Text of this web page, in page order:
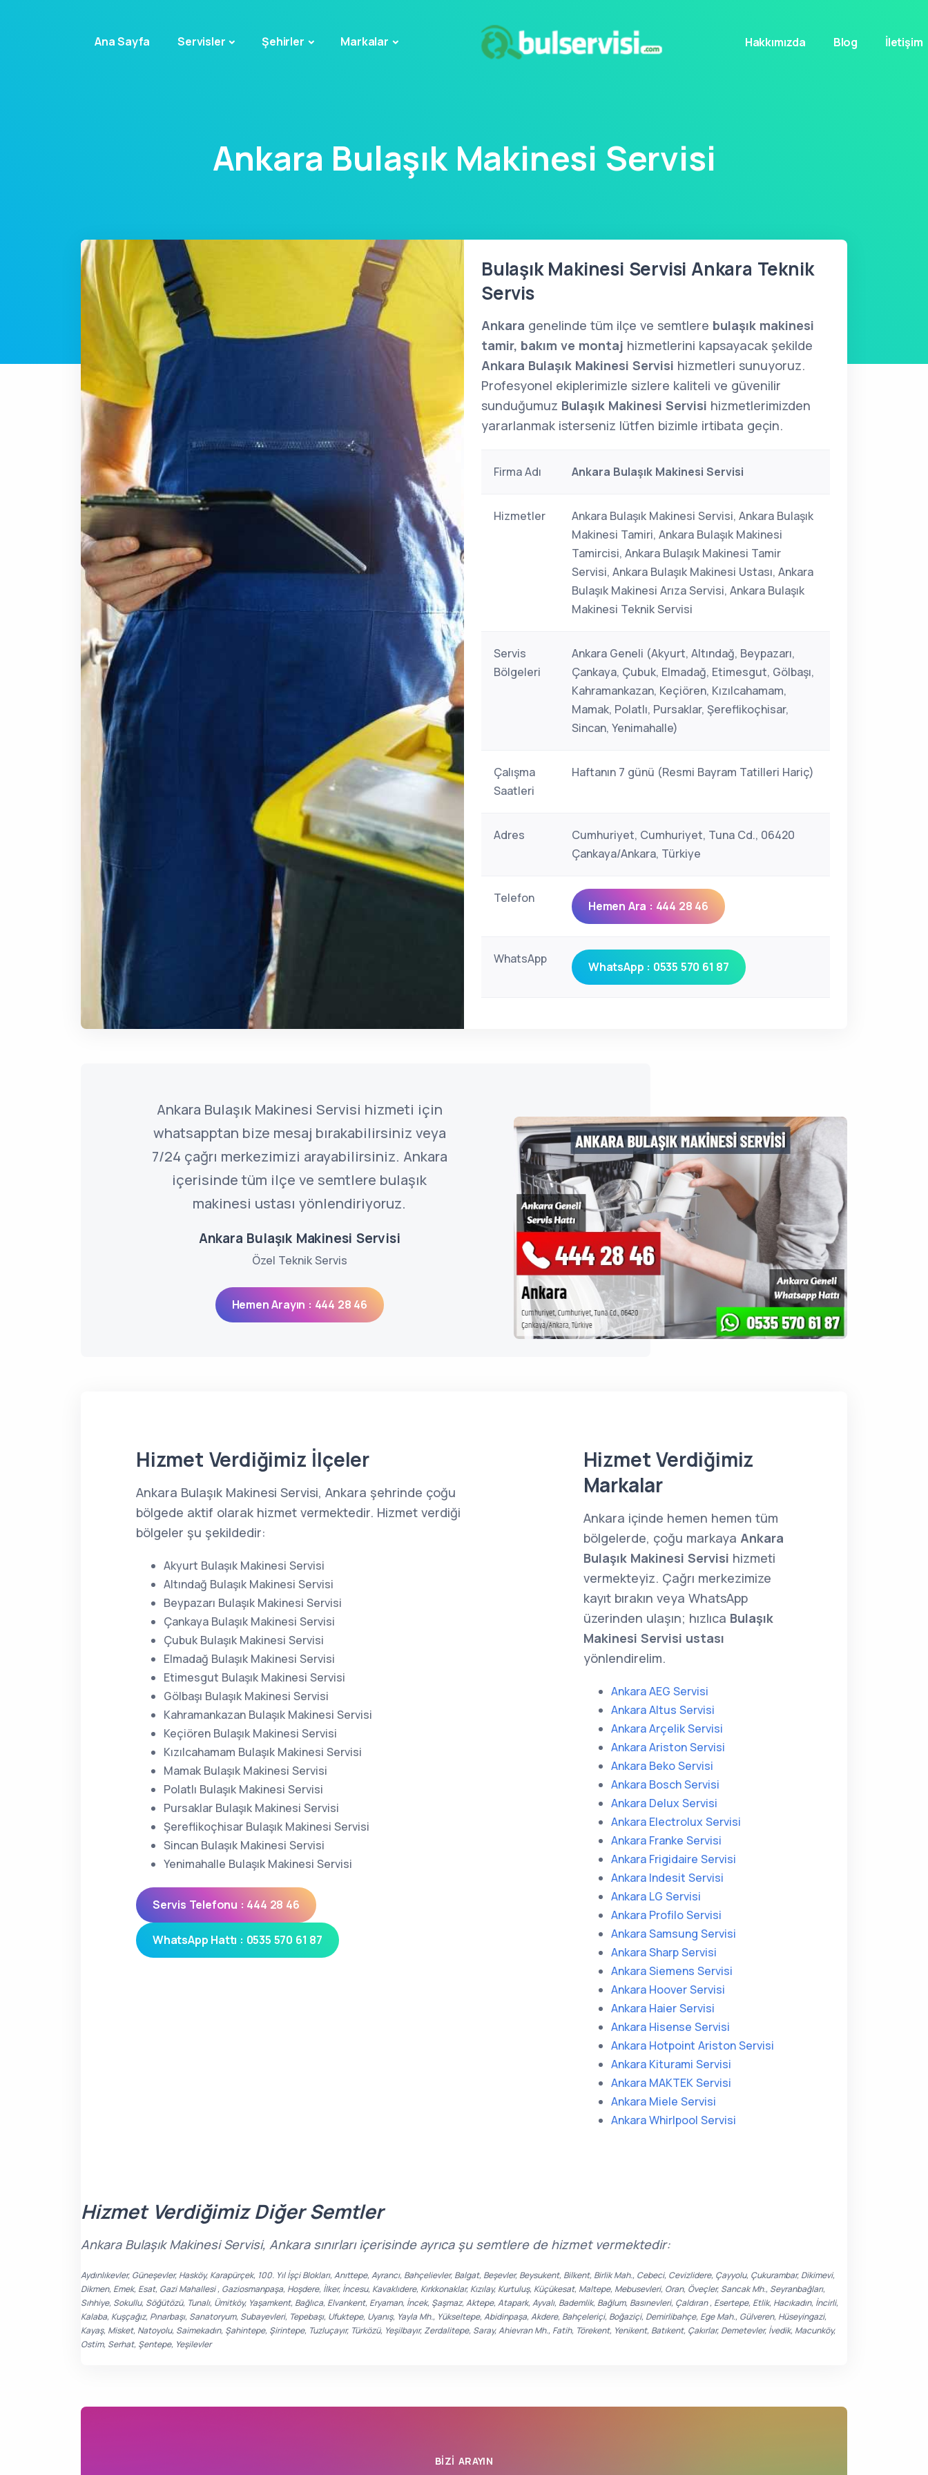
Ana Sayfa Servisler Şehirler Markalar Hakkımızda Blog İletişim
Ankara Bulaşık Makinesi Servisi
Bulaşık Makinesi Servisi Ankara Teknik
Servis
Ankara genelinde tüm ilçe ve semtlere bulaşık makinesi
tamir, bakım ve montaj hizmetlerini kapsayacak şekilde
Ankara Bulaşık Makinesi Servisi hizmetleri sunuyoruz.
Profesyonel ekiplerimizle sizlere kaliteli ve güvenilir
sunduğumuz Bulaşık Makinesi Servisi hizmetlerimizden
yararlanmak isterseniz lütfen bizimle irtibata geçin.
Firma Adı Ankara Bulaşık Makinesi Servisi
Hizmetler
Ankara Bulaşık Makinesi Servisi, Ankara Bulaşık
Makinesi Tamiri, Ankara Bulaşık Makinesi
Tamircisi, Ankara Bulaşık Makinesi Tamir
Servisi, Ankara Bulaşık Makinesi Ustası, Ankara
Bulaşık Makinesi Arıza Servisi, Ankara Bulaşık
Makinesi Teknik Servisi
Servis
Bölgeleri
Ankara Geneli (Akyurt, Altındağ, Beypazarı,
Çankaya, Çubuk, Elmadağ, Etimesgut, Gölbaşı,
Kahramankazan, Keçiören, Kızılcahamam,
Mamak, Polatlı, Pursaklar, Şereflikoçhisar,
Sincan, Yenimahalle)
Çalışma
Saatleri
Haftanın 7 günü (Resmi Bayram Tatilleri Hariç)
Adres
Cumhuriyet, Cumhuriyet, Tuna Cd., 06420
Çankaya/Ankara, Türkiye
Telefon
Hemen Ara : 444 28 46
WhatsApp
WhatsApp : 0535 570 61 87
Ankara Bulaşık Makinesi Servisi hizmeti için
whatsapptan bize mesaj bırakabilirsiniz veya
7/24 çağrı merkezimizi arayabilirsiniz. Ankara
içerisinde tüm ilçe ve semtlere bulaşık
makinesi ustası yönlendiriyoruz.
Ankara Bulaşık Makinesi Servisi
Özel Teknik Servis
Hemen Arayın : 444 28 46
Hizmet Verdiğimiz İlçeler
Ankara Bulaşık Makinesi Servisi, Ankara şehrinde çoğu
bölgede aktif olarak hizmet vermektedir. Hizmet verdiği
bölgeler şu şekildedir:
Akyurt Bulaşık Makinesi Servisi
Altındağ Bulaşık Makinesi Servisi
Beypazarı Bulaşık Makinesi Servisi
Çankaya Bulaşık Makinesi Servisi
Çubuk Bulaşık Makinesi Servisi
Elmadağ Bulaşık Makinesi Servisi
Etimesgut Bulaşık Makinesi Servisi
Gölbaşı Bulaşık Makinesi Servisi
Kahramankazan Bulaşık Makinesi Servisi
Keçiören Bulaşık Makinesi Servisi
Kızılcahamam Bulaşık Makinesi Servisi
Mamak Bulaşık Makinesi Servisi
Polatlı Bulaşık Makinesi Servisi
Pursaklar Bulaşık Makinesi Servisi
Şereflikoçhisar Bulaşık Makinesi Servisi
Sincan Bulaşık Makinesi Servisi
Yenimahalle Bulaşık Makinesi Servisi
Servis Telefonu : 444 28 46
WhatsApp Hattı : 0535 570 61 87
Hizmet Verdiğimiz
Markalar
Ankara içinde hemen hemen tüm
bölgelerde, çoğu markaya Ankara
Bulaşık Makinesi Servisi hizmeti
vermekteyiz. Çağrı merkezimize
kayıt bırakın veya WhatsApp
üzerinden ulaşın; hızlıca Bulaşık
Makinesi Servisi ustası
yönlendirelim.
Ankara AEG Servisi
Ankara Altus Servisi
Ankara Arçelik Servisi
Ankara Ariston Servisi
Ankara Beko Servisi
Ankara Bosch Servisi
Ankara Delux Servisi
Ankara Electrolux Servisi
Ankara Franke Servisi
Ankara Frigidaire Servisi
Ankara Indesit Servisi
Ankara LG Servisi
Ankara Profilo Servisi
Ankara Samsung Servisi
Ankara Sharp Servisi
Ankara Siemens Servisi
Ankara Hoover Servisi
Ankara Haier Servisi
Ankara Hisense Servisi
Ankara Hotpoint Ariston Servisi
Ankara Kiturami Servisi
Ankara MAKTEK Servisi
Ankara Miele Servisi
Ankara Whirlpool Servisi
Hizmet Verdiğimiz Diğer Semtler
Ankara Bulaşık Makinesi Servisi, Ankara sınırları içerisinde ayrıca şu semtlere de hizmet vermektedir:
Aydınlıkevler, Güneşevler, Hasköy, Karapürçek, 100. Yıl İşçi Blokları, Anıttepe, Ayrancı, Bahçelievler, Balgat, Beşevler, Beysukent, Bilkent, Birlik Mah., Cebeci, Cevizlidere, Çayyolu, Çukurambar, Dikimevi,
Dikmen, Emek, Esat, Gazi Mahallesi , Gaziosmanpaşa, Hoşdere, İlker, İncesu, Kavaklıdere, Kırkkonaklar, Kızılay, Kurtuluş, Küçükesat, Maltepe, Mebusevleri, Oran, Öveçler, Sancak Mh., Seyranbağları,
Sıhhiye, Sokullu, Söğütözü, Tunalı, Ümitköy, Yaşamkent, Bağlıca, Elvankent, Eryaman, İncek, Şaşmaz, Aktepe, Atapark, Ayvalı, Bademlik, Bağlum, Basınevleri, Çaldıran , Esertepe, Etlik, Hacıkadın, İncirli,
Kalaba, Kuşçağız, Pınarbaşı, Sanatoryum, Subayevleri, Tepebaşı, Ufuktepe, Uyanış, Yayla Mh., Yükseltepe, Abidinpaşa, Akdere, Bahçeleriçi, Boğaziçi, Demirlibahçe, Ege Mah., Gülveren, Hüseyingazi,
Kayaş, Misket, Natoyolu, Saimekadın, Şahintepe, Şirintepe, Tuzluçayır, Türközü, Yeşilbayır, Zerdalitepe, Saray, Ahievran Mh., Fatih, Törekent, Yenikent, Batıkent, Çakırlar, Demetevler, İvedik, Macunköy,
Ostim, Serhat, Şentepe, Yeşilevler
BIZI ARAYIN